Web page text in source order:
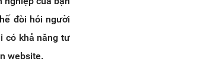
đòi hỏi người
có khả năng tư
website.